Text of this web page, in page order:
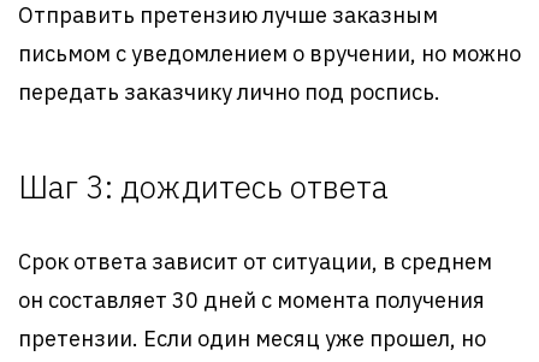
Отправить претензию лучше заказным
письмом с уведомлением о вручении, но можно
передать заказчику лично под роспись.
Шаг 3: дождитесь ответа
Срок ответа зависит от ситуации, в среднем
он составляет 30 дней с момента получения
претензии. Если один месяц уже прошел, но